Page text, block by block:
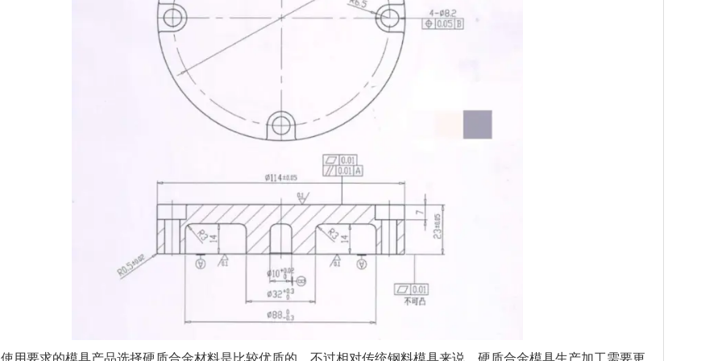
要求的模具产品选择硬质合金材料是比较优质的，不过相对传统钢料模具来说，硬质合金模具生产加工需要更